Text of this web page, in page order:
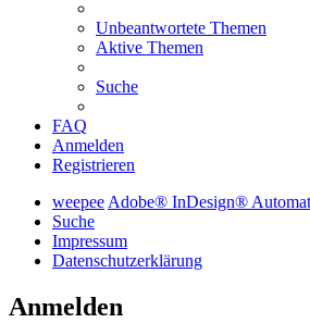
Unbeantwortete Themen
Aktive Themen
Suche
FAQ
Anmelden
Registrieren
weepeeAdobe® InDesign®
Suche
Impressum
Datenschutzerklärung
Anmelden